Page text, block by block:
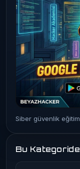
Siber güvenlik
Bu Kategoride